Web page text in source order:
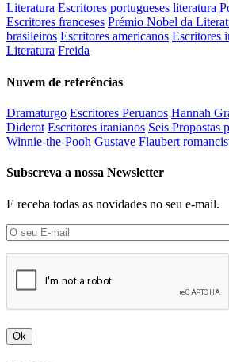
Literatura Escritores portugueses literatura
Escritores franceses Prémio Nobel da
brasileiros Escritores americanos Escritores
Literatura Freida
Nuvem de referências
Dramaturgo Escritores Peruanos Hannah
Diderot Escritores iranianos Seis Propostas
Winnie-the-Pooh Gustave Flaubert
Subscreva a nossa Newsletter
E receba todas as novidades no seu e-mail.
Ok